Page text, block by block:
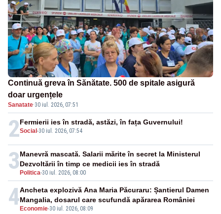
Continuă greva în Sănătate. 500 de spitale asigură
doar urgențele
Sanatate·30 iul. 2026, 07:51
2Social -30 iul. 2026, 07:54
Fermierii ies în stradă, astăzi, în fața Guvernului!
3 Politica-30 iul. 2026, 08:00
Manevră mascată. Salarii mărite în secret la Ministerul
Dezvoltării în timp ce medicii ies în stradă
4 Economie-30 iul. 2026, 08:09
Ancheta explozivă Ana Maria Păcuraru: Șantierul Damen
Mangalia, dosarul care scufundă apărarea României